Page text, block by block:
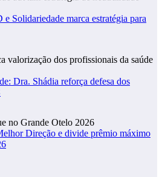
Solidariedade marca estratégia para
Dra. Shádia reforça defesa dos
Direção e divide prêmio máximo